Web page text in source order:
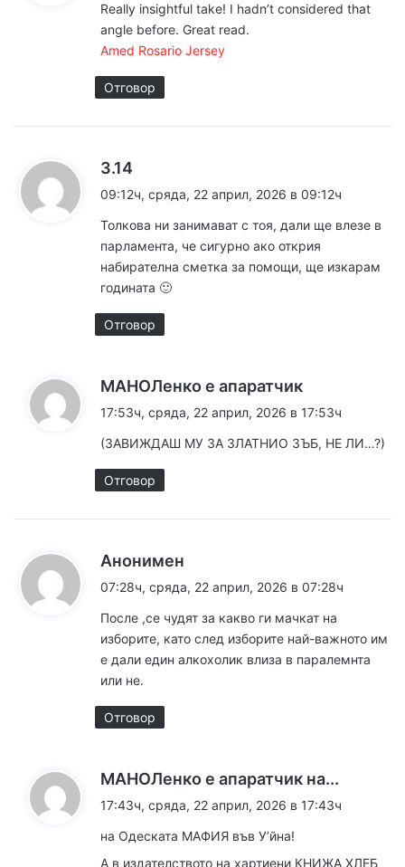
а
:
Really insightful take! I hadn’t considered that
angle before. Great read.
Amed Rosario Jersey
Отговор
3.14
а
:
09:12ч, сряда, 22 април, 2026 в 09:12ч
Толкова ни занимават с тоя, дали ще влезе в
парламента, че сигурно ако открия
набирателна сметка за помощи, ще изкарам
годината 🙂
Отговор
МАНОЛенко е апаратчик
а
а
17:53ч, сряда, 22 април, 2026 в 17:53ч
(ЗАВИЖДАШ МУ ЗА ЗЛАТНИО ЗЪБ, НЕ ЛИ…?)
Отговор
Анонимен
а
:
07:28ч, сряда, 22 април, 2026 в 07:28ч
После ,се чудят за какво ги мачкат на
изборите, като след изборите най-важното им
е дали един алкохолик влиза в паралемнта
или не.
Отговор
МАНОЛенко е апаратчик на...
17:43ч, сряда, 22 април, 2026 в 17:43ч
на Одеската МАФИЯ във У’йна!
А в издателството на хартиени КНИЖА ХЛЕБ